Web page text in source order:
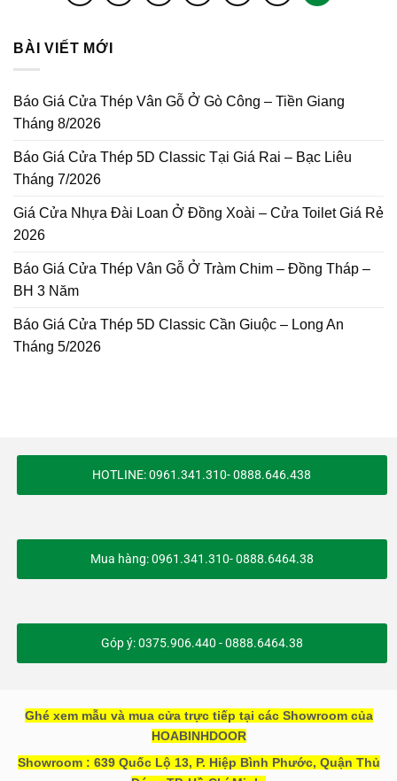
BÀI VIẾT MỚI
Báo Giá Cửa Thép Vân Gỗ Ở Gò Công – Tiền Giang
Tháng 8/2026
Báo Giá Cửa Thép 5D Classic Tại Giá Rai – Bạc Liêu
Tháng 7/2026
Giá Cửa Nhựa Đài Loan Ở Đồng Xoài – Cửa Toilet Giá Rẻ
2026
Báo Giá Cửa Thép Vân Gỗ Ở Tràm Chim – Đồng Tháp –
BH 3 Năm
Báo Giá Cửa Thép 5D Classic Cần Giuộc – Long An
Tháng 5/2026
HOTLINE: 0961.341.310- 0888.646.438
Mua hàng: 0961.341.310- 0888.6464.38
Góp ý: 0375.906.440 - 0888.6464.38
Ghé xem mẫu và mua cửa trực tiếp tại các Showroom của
HOABINHDOOR
Showroom : 639 Quốc Lộ 13, P. Hiệp Bình Phước, Quận Thủ